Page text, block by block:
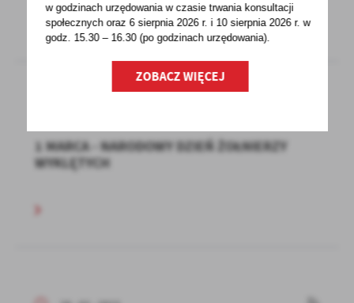
1 MARCA - NARODOWY DZIEŃ ŻOŁNIERZY
WYKLĘTYCH
w godzinachurzędowania w czasie trwania konsultacji
społecznych oraz 6 sierpnia 2026 r. i 10 sierpnia 2026 r. w
godz. 15.30 – 16.30 (po godzinachurzędowania).
ZOBACZ WIĘCEJ